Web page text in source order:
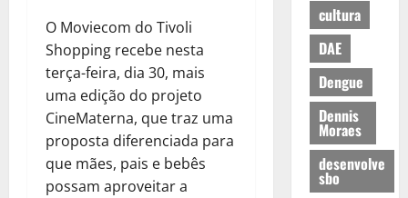
O Moviecom do Tivoli
Shopping recebe nesta
terça-feira, dia 30, mais
uma edição do projeto
CineMaterna, que traz uma
proposta diferenciada para
que mães, pais e bebês
possam aproveitar a
cultura
DAE
Dengue
Dennis
Moraes
desenvolve
sbo